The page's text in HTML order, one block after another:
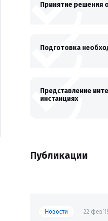
Принятие решения
Подготовка
Представление
инстанциях
Публикации
Новости 22